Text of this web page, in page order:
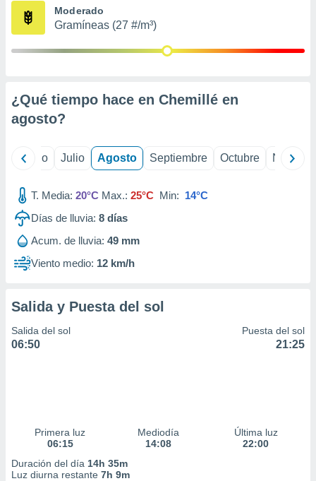
publicidad
1199
Moderado
Gramíneas (27 #/m³)
¿Qué tiempo hace en Chemillé en
agosto?
Junio Julio Agosto Septiembre Octubre
T. Media: 20°C Max.: 25°C Min: 14°C
Días de lluvia: 8 días
Acum. de lluvia: 49 mm
Viento medio: 12 km/h
Salida y Puesta del sol
Salida del sol
06:50
Puesta del sol
21:25
Primera luz
06:15
Mediodía
14:08
Última luz
22:00
Duración del día 14h 35m
Luz diurna restante 7h 9m